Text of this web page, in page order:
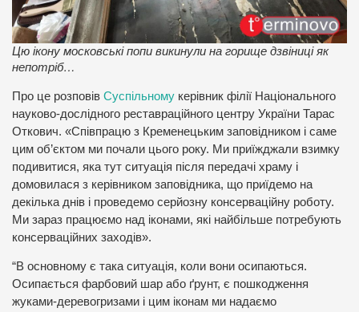
Цю ікону московські попи викинули на горище дзвіниці як
непотріб…
Про це розповів Суспільному керівник філії Національного
науково-дослідного реставраційного центру України Тарас
Откович. «Співпрацю з Кременецьким заповідником і саме
цим об’єктом ми почали цього року. Ми приїжджали взимку
подивитися, яка тут ситуація після передачі храму і
домовилася з керівником заповідника, що приїдемо на
декілька днів і проведемо серйозну консерваційну роботу.
Ми зараз працюємо над іконами, які найбільше потребують
консерваційних заходів».
“В основному є така ситуація, коли вони осипаються.
Осипається фарбовий шар або ґрунт, є пошкодження
жуками-деревогризами і цим іконам ми надаємо